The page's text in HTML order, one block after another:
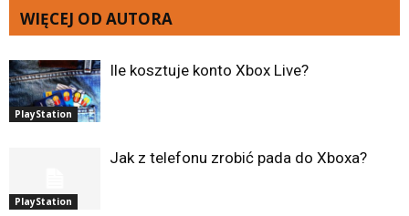
WIĘCEJ OD AUTORA
PlayStation
Ile kosztuje konto Xbox Live?
PlayStation
Jak z telefonu zrobić pada do Xboxa?